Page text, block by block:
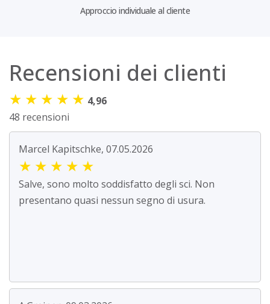
Approccio individuale al cliente
Recensioni dei clienti
★ ★ ★ ★ ★ 4,96
48 recensioni
Marcel Kapitschke, 07.05.2026
★ ★ ★ ★ ★
Salve, sono molto soddisfatto degli sci. Non
presentano quasi nessun segno di usura.